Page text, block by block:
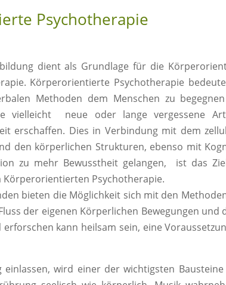
Psychotherapie
dient als Grundlage für die
Körperorientierte Psychotherapie
Methoden dem Menschen zu
vielleicht neue oder lange vergessene
erschaffen. Dies in Verbindung mit dem
den körperlichen Strukturen, ebenso mit
zu mehr Bewusstheit gelangen, ist das
Körperorientierten Psychotherapie.
bieten die Möglichkeit sich mit den
der eigenen Körperlichen Bewegungen und
kann heilsam sein, eine
wird einer der wichtigsten Bausteine